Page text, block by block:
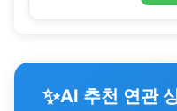
✨AI 추천 연관